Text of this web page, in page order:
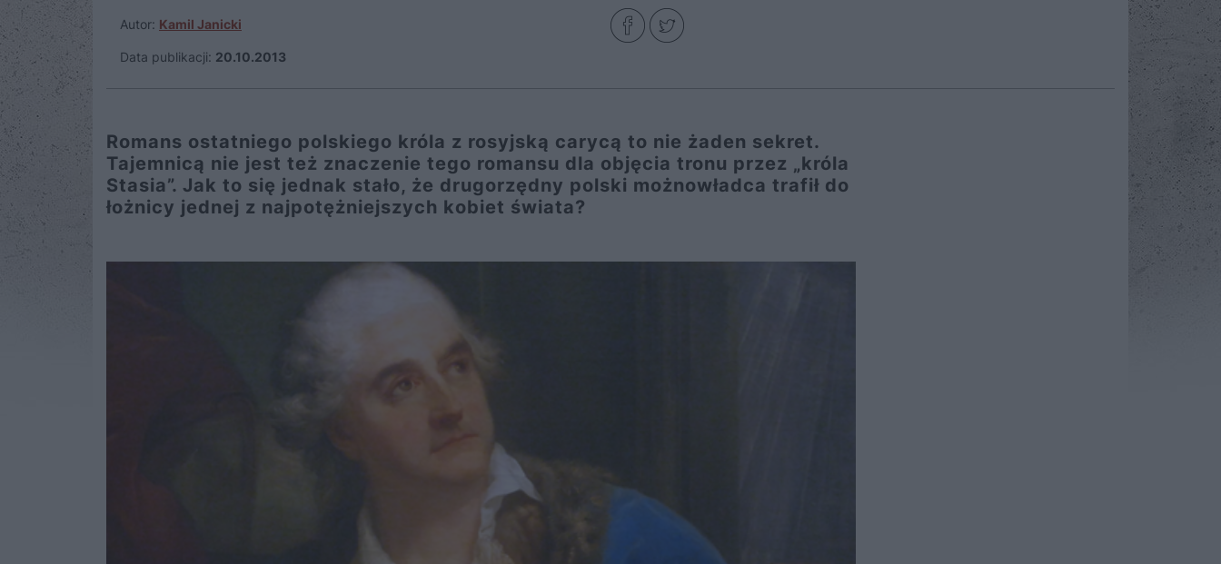
Autor: Kamil Janicki
Data publikacji: 20.10.2013
Romans ostatniego polskiego króla z rosyjską carycą to nie żaden sekret.
Tajemnicą nie jest też znaczenie tego romansu dla objęcia tronu przez „króla
Stasia”. Jak to się jednak stało, że drugorzędny polski możnowładca trafił do
łożnicy jednej z najpotężniejszych kobiet świata?